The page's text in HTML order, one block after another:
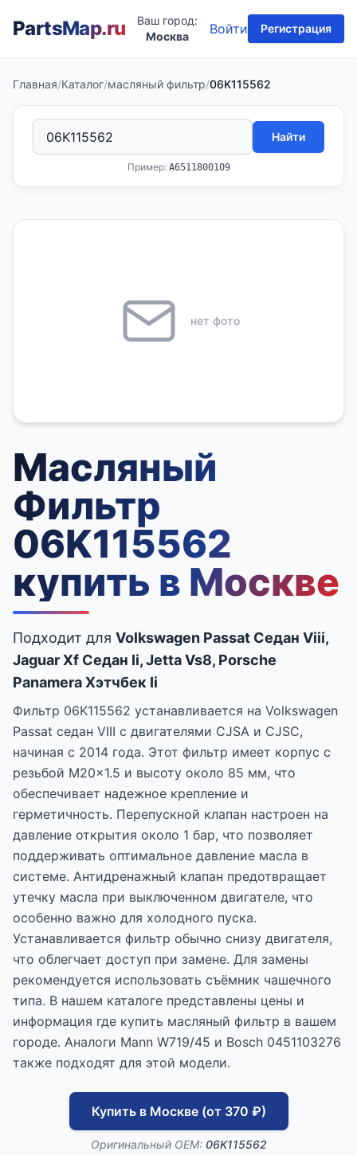
PartsMap.ru
Ваш город:
Москва
Войти Регистрация
Главная/Каталог/масляный фильтр/06K115562
Найти
Пример: A6511800109
нет фото
Масляный
Фильтр
06K115562
купить в Москве
Подходит для Volkswagen Passat Седан Viii,
Jaguar Xf Седан Ii, Jetta Vs8, Porsche
Panamera Хэтчбек Ii
Фильтр 06K115562 устанавливается на Volkswagen
Passat седан VIII с двигателями CJSA и CJSC,
начиная с 2014 года. Этот фильтр имеет корпус с
резьбой M20x1.5 и высоту около 85 мм, что
обеспечивает надежное крепление и
герметичность. Перепускной клапан настроен на
давление открытия около 1 бар, что позволяет
поддерживать оптимальное давление масла в
системе. Антидренажный клапан предотвращает
утечку масла при выключенном двигателе, что
особенно важно для холодного пуска.
Устанавливается фильтр обычно снизу двигателя,
что облегчает доступ при замене. Для замены
рекомендуется использовать съёмник чашечного
типа. В нашем каталоге представлены цены и
информация где купить масляный фильтр в вашем
городе. Аналоги Mann W719/45 и Bosch 0451103276
также подходят для этой модели.
Купить в Москве (от 370 ₽)
Оригинальный OEM: 06K115562